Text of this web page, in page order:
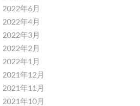
2022年6月
2022年4月
2022年3月
2022年2月
2022年1月
2021年12月
2021年11月
2021年10月